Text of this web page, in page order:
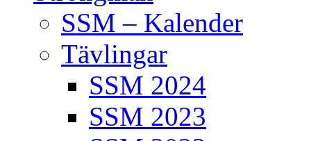
SSM – Kalender
Tävlingar
SSM 2024
SSM 2023